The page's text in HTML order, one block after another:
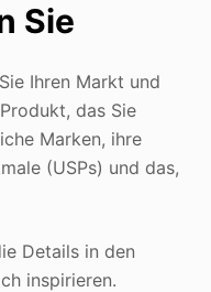
Sie
Ihren Markt und
das Sie
Marken, ihre
(USPs) und das,
Details in den
inspirieren.